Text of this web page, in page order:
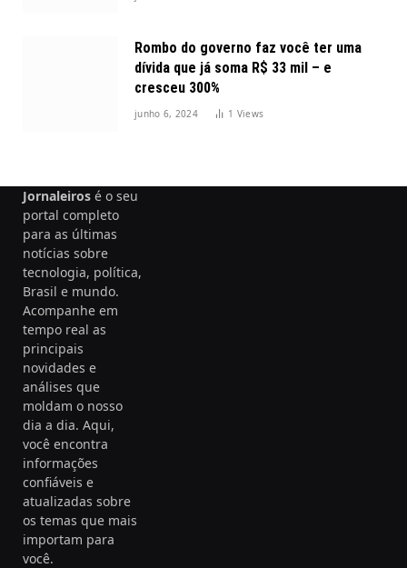
Rombo do governo faz você ter uma
dívida que já soma R$ 33 mil – e
cresceu 300%
junho 6, 2024 1 Views
Jornaleiros é o seu
portal completo
para as últimas
notícias sobre
tecnologia, política,
Brasil e mundo.
Acompanhe em
tempo real as
principais
novidades e
análises que
moldam o nosso
dia a dia. Aqui,
você encontra
informações
confiáveis e
atualizadas sobre
os temas que mais
importam para
você.